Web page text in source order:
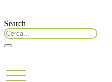
Search